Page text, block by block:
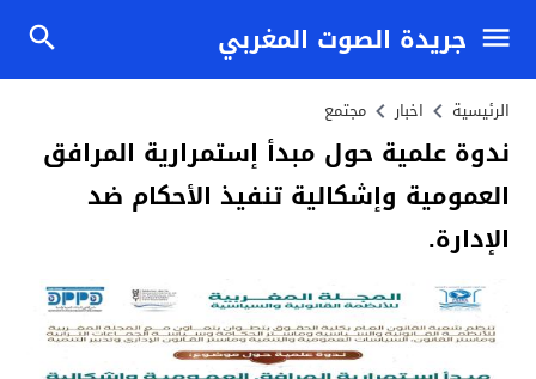
جريدة الصوت المغربي
الرئيسية اخبار مجتمع
ندوة علمية حول مبدأ إستمرارية المرافق
العمومية وإشكالية تنفيذ الأحكام ضد
الإدارة.